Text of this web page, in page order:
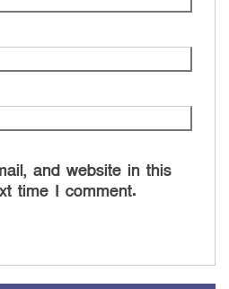
and website in this
time I comment.